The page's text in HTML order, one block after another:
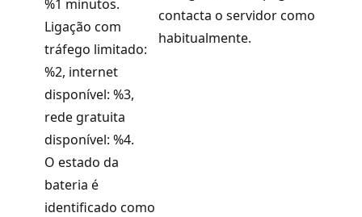
%1 minutos.
Ligação com
tráfego limitado:
%2, internet
disponível: %3,
rede gratuita
disponível: %4.
contacta o servidor como
habitualmente.
O estado da
bateria é
identificado como